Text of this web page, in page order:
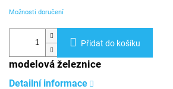
Možnosti doručení
Přidat do košíku
modelová železnice
Detailní informace